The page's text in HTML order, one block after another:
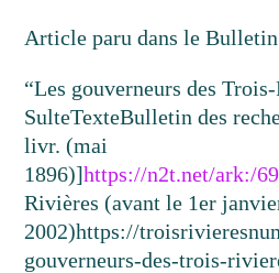
Article paru dans le
“Les gouverneurs des
SulteTexteBulletin des
livr. (mai
1896)]https://n2t.net/ark:/
Rivières (avant le 1er
2002)https://
gouverneurs-des-trois-